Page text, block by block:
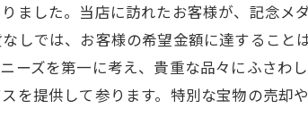
ました。当店に訪れたお客様が、記念メ
しでは、お客様の希望金額に達すること
ーズを第一に考え、貴重な品々にふさわ
を提供して参ります。特別な宝物の売却